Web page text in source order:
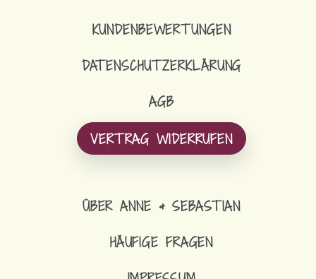
KUNDENBEWERTUNGEN
DATENSCHUTZERKLÄRUNG
AGB
VERTRAG WIDERRUFEN
ÜBER ANNE & SEBASTIAN
HÄUFIGE FRAGEN